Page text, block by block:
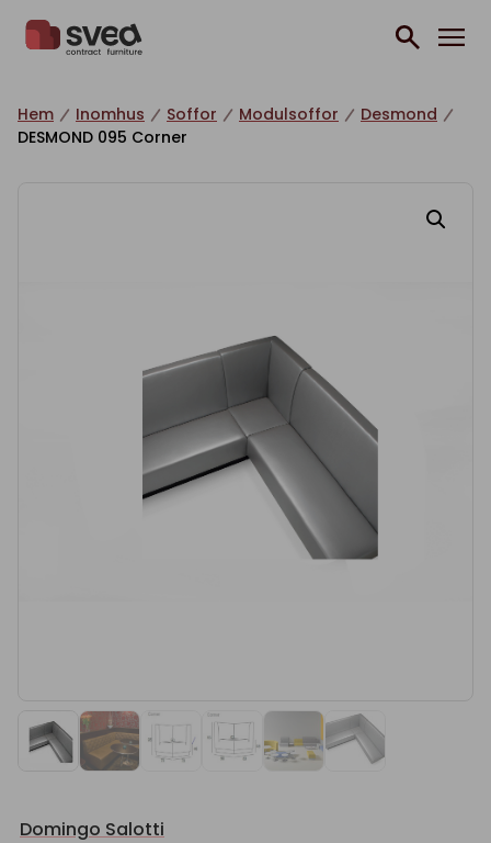
Hem Inomhus Soffor Modulsoffor
Desmond
DESMOND 095 Corner
Domingo Salotti